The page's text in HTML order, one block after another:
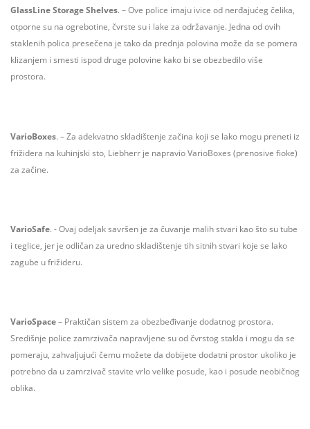
GlassLine Storage Shelves. – Ove police imaju ivice od nerđajućeg čelika,
otporne su na ogrebotine, čvrste su i lake za održavanje. Jedna od ovih
staklenih polica presečena je tako da prednja polovina može da se pomera
klizanjem i smesti ispod druge polovine kako bi se obezbedilo više
prostora.
VarioBoxes. – Za adekvatno skladištenje začina koji se lako mogu preneti iz
frižidera na kuhinjski sto, Liebherr je napravio VarioBoxes (prenosive fioke)
za začine.
VarioSafe. - Ovaj odeljak savršen je za čuvanje malih stvari kao što su tube
i teglice, jer je odličan za uredno skladištenje tih sitnih stvari koje se lako
zagube u frižideru.
VarioSpace– Praktičan sistem za obezbeđivanje dodatnog prostora.
Središnje police zamrzivača napravljene su od čvrstog stakla i mogu da se
pomeraju, zahvaljujući čemu možete da dobijete dodatni prostor ukoliko je
potrebno da u zamrzivač stavite vrlo velike posude, kao i posude neobičnog
oblika.